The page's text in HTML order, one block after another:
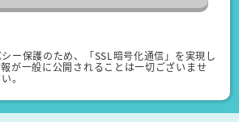
ー保護のため、「SSL暗号化通信」を実現し
が一般に公開されることは一切ございませ
。